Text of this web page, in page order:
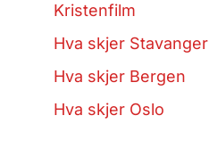
Kristenfilm
Hva skjer Stavanger
Hva skjer Bergen
Hva skjer Oslo